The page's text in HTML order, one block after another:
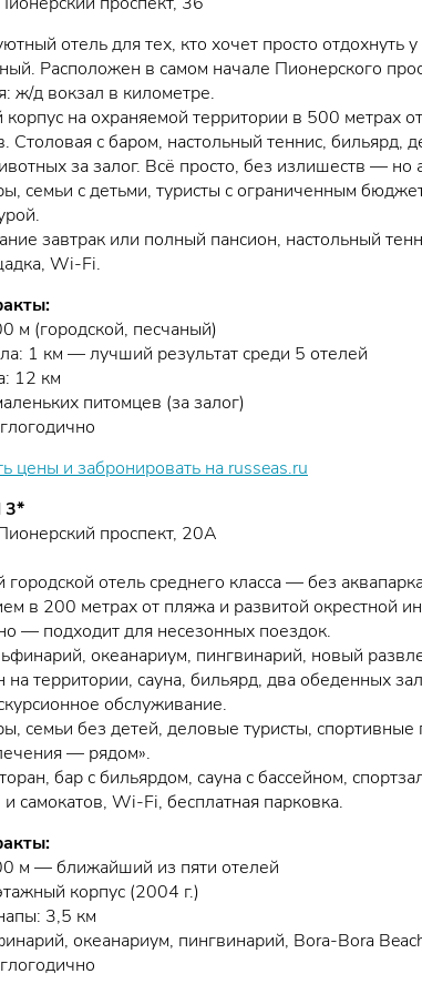
отель для тех, кто хочет просто отдохнуть
Расположен в самом начале Пионерского
ж/д вокзал в километре.
на охраняемой территории в 500 метрах
Столовая с баром, настольный теннис, бильярд,
за залог. Всё просто, без излишеств — но
семьи с детьми, туристы с ограниченным
завтрак или полный пансион, настольный
Wi-Fi.
м (городской, песчаный)
1 км — лучший результат среди 5 отелей
12 км
питомцев (за залог)
цены и забронировать на russeas.ru
проспект, 20А
городской отель среднего класса — без
в 200 метрах от пляжа и развитой окрестной
— подходит для несезонных поездок.
океанариум, пингвинарий, новый
на территории, сауна, бильярд, два обеденных
обслуживание.
семьи без детей, деловые туристы, спортивные
— рядом».
бар с бильярдом, сауна с бассейном,
самокатов, Wi-Fi, бесплатная парковка.
м — ближайший из пяти отелей
корпус (2004 г.)
3,5 км
океанариум, пингвинарий, Bora-Bora